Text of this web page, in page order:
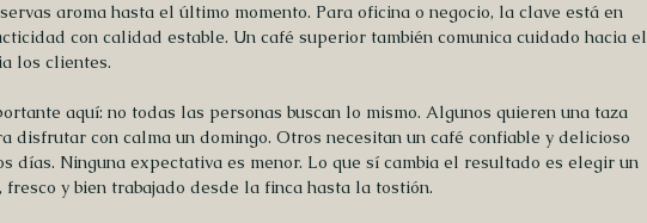
aroma hasta el último momento. Para oficina o negocio, la clave está en
con calidad estable. Un café superior también comunica cuidado hacia el
los clientes.
aquí: no todas las personas buscan lo mismo. Algunos quieren una taza
disfrutar con calma un domingo. Otros necesitan un café confiable y delicioso
días. Ninguna expectativa es menor. Lo que sí cambia el resultado es elegir un
fresco y bien trabajado desde la finca hasta la tostión.